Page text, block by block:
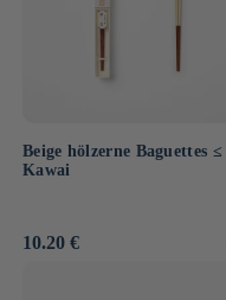
Beige hölzerne Baguettes ≤
Kawai
Normaler
10.20 €